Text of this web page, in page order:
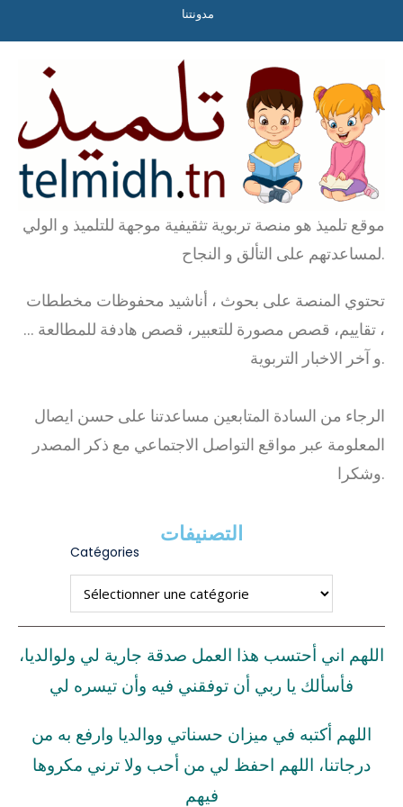
مدونتنا
موقع تلميذ هو منصة تربوية تثقيفية موجهة للتلميذ و الولي
لمساعدتهم على التألق و النجاح.
تحتوي المنصة على بحوث ، أناشيد محفوظات مخططات
، تقاييم، قصص مصورة للتعبير، قصص هادفة للمطالعة …
و آخر الاخبار التربوية.
الرجاء من السادة المتابعين مساعدتنا على حسن ايصال
المعلومة عبر مواقع التواصل الاجتماعي مع ذكر المصدر
وشكرا.
التصنيفات
Catégories
اللهم اني أحتسب هذا العمل صدقة جارية لي ولوالديا،
فأسألك يا ربي أن توفقني فيه وأن تيسره لي
اللهم أكتبه في ميزان حسناتي ووالديا وارفع به من
درجاتنا، اللهم احفظ لي من أحب ولا ترني مكروها
فيهم